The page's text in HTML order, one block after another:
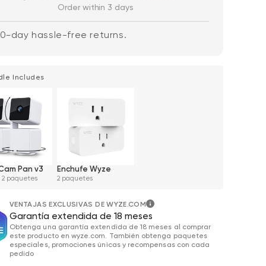
Order within 3 days
day hassle-free returns.
Includes
Pan v3
paquetes
Enchufe Wyze
2 paquetes
VENTAJAS EXCLUSIVAS DE WYZE.COM
Garantía extendida de 18 meses
Obtenga una garantía extendida de 18 meses al comprar
este producto en wyze.com. También obtenga paquetes
especiales, promociones únicas y recompensas con cada
pedido
de oferta
habitual Wyze Cam v4 +
Tarjeta MicroSD
de 32 GB